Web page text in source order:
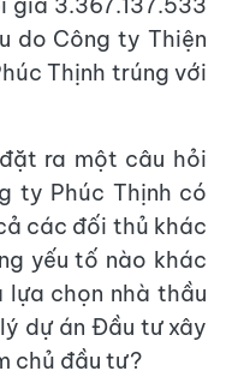
3.367.137.533
do Công ty Thiện
Thịnh trúng với
ra một câu hỏi
ty Phúc Thịnh có
các đối thủ khác
yếu tố nào khác
chọn nhà thầu
dự án Đầu tư xây
chủ đầu tư?